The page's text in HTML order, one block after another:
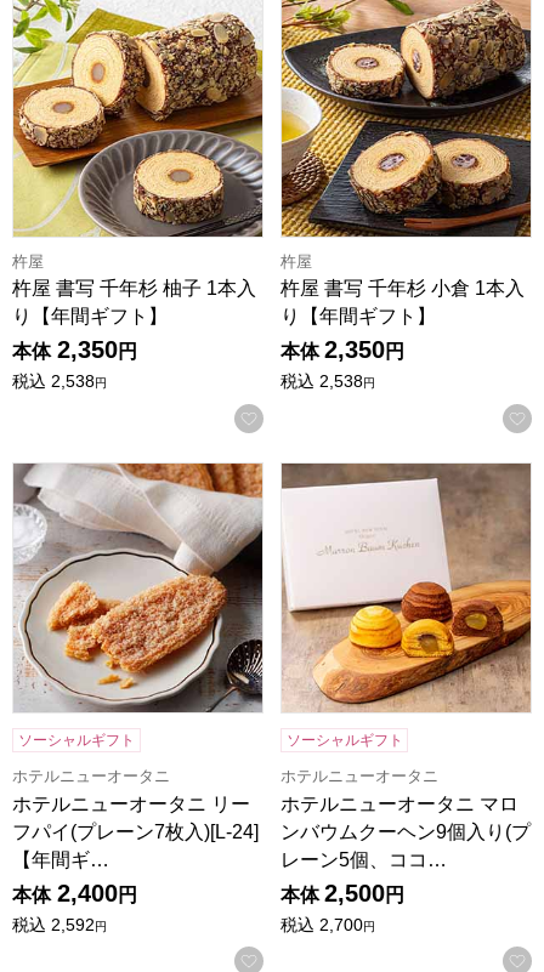
杵屋
杵屋 書写 千年杉 柚子 1本入
り【年間ギフト】
本体 2,350円
税込 2,538円
お気に入りに登録する
杵屋
杵屋 書写 千年杉 小倉 1本入
り【年間ギフト】
本体 2,350円
税込 2,538円
ホテルニューオータニ リーフパイ(プレーン7枚入)[L-24]【年
ソーシャルギフト
ホテルニューオータニ
ホテルニューオータニ リー
フパイ(プレーン7枚入)[L-24]
【年間ギ…
本体 2,400円
税込 2,592円
お気に入りに登録する
ホテルニューオータニ マロ
ソーシャルギフト
ホテルニューオータニ
ホテルニューオータニ マロ
ンバウムクーヘン9個入り(プ
レーン5個、ココ…
本体 2,500円
税込 2,700円